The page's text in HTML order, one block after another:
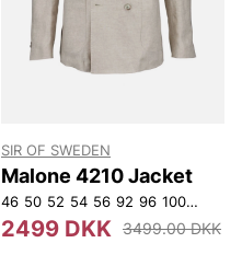
SIR OF SWEDEN
Malone 4210 Jacket
46 50 52 54 56 92 96 100 104
2499 DKK 3499.00 DKK